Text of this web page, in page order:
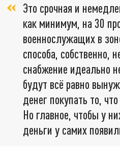
Это срочная и
как минимум, на 30
военнослужащих в
способа, собственно,
снабжение идеально
будут всё равно
денег покупать то,
Но главное, чтобы у
деньги у самих